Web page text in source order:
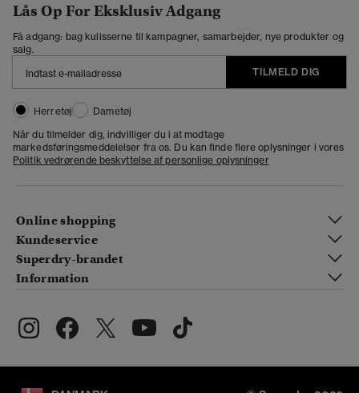
Lås Op For Eksklusiv Adgang
Få adgang: bag kulisserne til kampagner, samarbejder, nye produkter og
salg.
TILMELD DIG
Herretøj
Dametøj
Når du tilmelder dig, indvilliger du i at modtage
markedsføringsmeddelelser fra os. Du kan finde flere oplysninger i vores
Politik vedrørende beskyttelse af personlige oplysninger
Online shopping
Kundeservice
Superdry-brandet
Information